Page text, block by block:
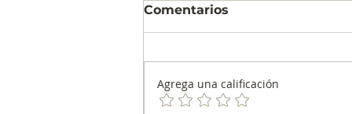
Comentarios
Agrega una calificación